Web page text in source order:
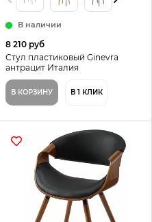
В наличии
8 210 руб
Стул пластиковый Ginevra
антрацит Италия
В КОРЗИНУ В 1 КЛИК